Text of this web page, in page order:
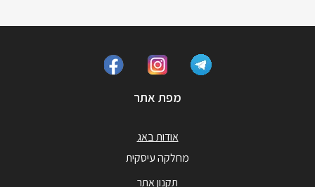
מפת אתר
אודות באג
מחלקה עיסקית
תקנון אתר